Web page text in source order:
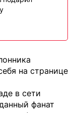
на странице
в сети
фанат